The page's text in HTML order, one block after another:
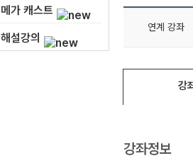
메가 캐스트
해설강의
연계 강좌
강
강좌정보